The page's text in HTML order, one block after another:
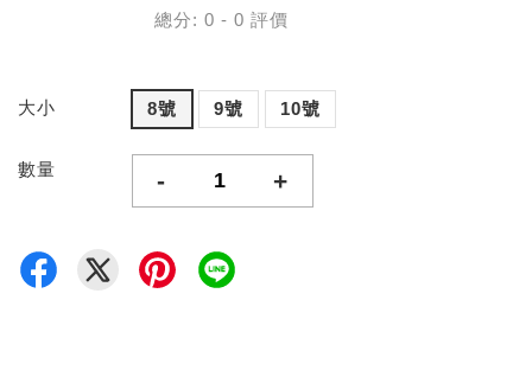
總分: 0 - 0 評價
大小 8號 9號 10號
數量 - +